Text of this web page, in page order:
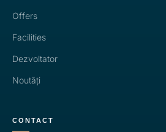
Offers
Facilities
Dezvoltator
Noutăți
CONTACT